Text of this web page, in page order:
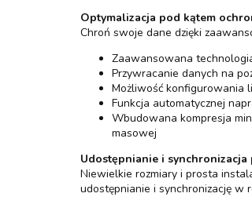
Optymalizacja pod kątem
Chroń swoje dane dzięki
Zaawansowana
Przywracanie danych na
Możliwość konfigurowania
Funkcja automatycznej
Wbudowana kompresja
masowej
Udostępnianie i
Niewielkie rozmiary i prosta
udostępnianie i synchronizację w